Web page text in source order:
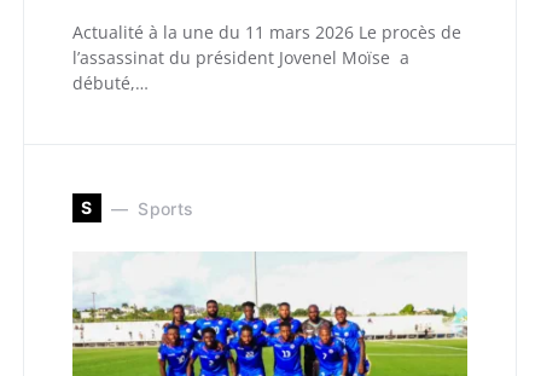
Actualité à la une du 11 mars 2026 Le procès de
l’assassinat du président Jovenel Moïse a
débuté,…
S Sports